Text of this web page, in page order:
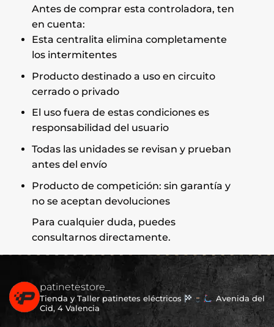
Antes de comprar esta controladora, ten
en cuenta:
Esta centralita elimina completamente
los intermitentes
Producto destinado a uso en circuito
cerrado o privado
El uso fuera de estas condiciones es
responsabilidad del usuario
Todas las unidades se revisan y prueban
antes del envío
Producto de competición: sin garantía y
no se aceptan devoluciones
Para cualquier duda, puedes
consultarnos directamente.
patinetestore_
Tienda y Taller patinetes eléctricos
Avenida del
Cid, 4 Valencia